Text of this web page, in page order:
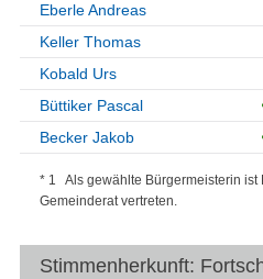
Eberle Andreas
Keller Thomas
Kobald Urs
Büttiker Pascal
Becker Jakob
* 1 Als gewählte Bürgermeisterin ist
Gemeinderat vertreten.
Stimmenherkunft: